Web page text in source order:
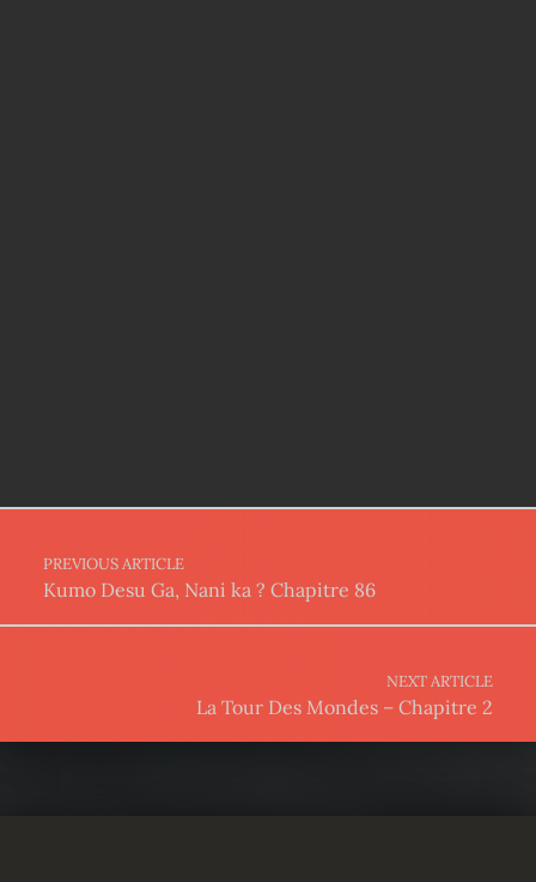
Post navigation
PREVIOUS ARTICLE
Kumo Desu Ga, Nani ka ? Chapitre 86
NEXT ARTICLE
La Tour Des Mondes – Chapitre 2